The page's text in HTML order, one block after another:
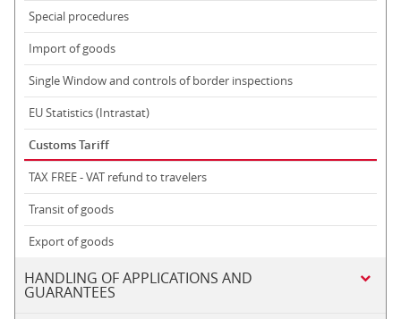
Special procedures
Import of goods
Single Window and controls of border inspections
EU Statistics (Intrastat)
Customs Tariff
TAX FREE - VAT refund to travelers
Transit of goods
Export of goods
HANDLING OF APPLICATIONS AND
GUARANTEES